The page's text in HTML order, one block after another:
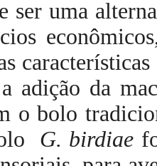
ser uma
adição da
o bolo
G. birdiae